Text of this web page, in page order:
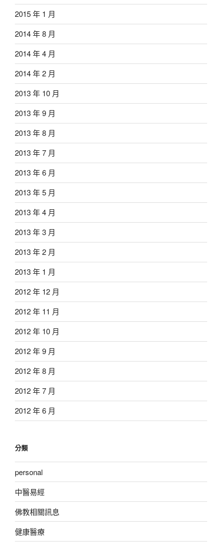
2015 年 1 月
2014 年 8 月
2014 年 4 月
2014 年 2 月
2013 年 10 月
2013 年 9 月
2013 年 8 月
2013 年 7 月
2013 年 6 月
2013 年 5 月
2013 年 4 月
2013 年 3 月
2013 年 2 月
2013 年 1 月
2012 年 12 月
2012 年 11 月
2012 年 10 月
2012 年 9 月
2012 年 8 月
2012 年 7 月
2012 年 6 月
分類
personal
中醫易經
佛教相關訊息
健康醫療